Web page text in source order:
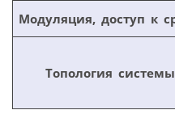
Модуляция, доступ к
Топология системы